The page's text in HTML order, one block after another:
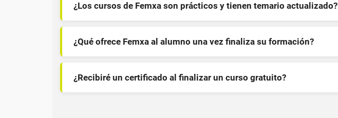
¿Los cursos de Femxa son prácticos y tienen temario actualizado?
¿Qué ofrece Femxa al alumno una vez finaliza su formación?
¿Recibiré un certificado al finalizar un curso gratuito?